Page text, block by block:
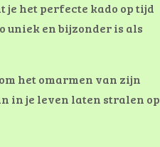
je het perfecte kado op tijd
uniek en bijzonder is als
het omarmen van zijn
in je leven laten stralen op